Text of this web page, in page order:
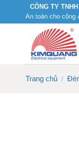
CÔNG TY
An toàn cho cộng
Trang chủ /